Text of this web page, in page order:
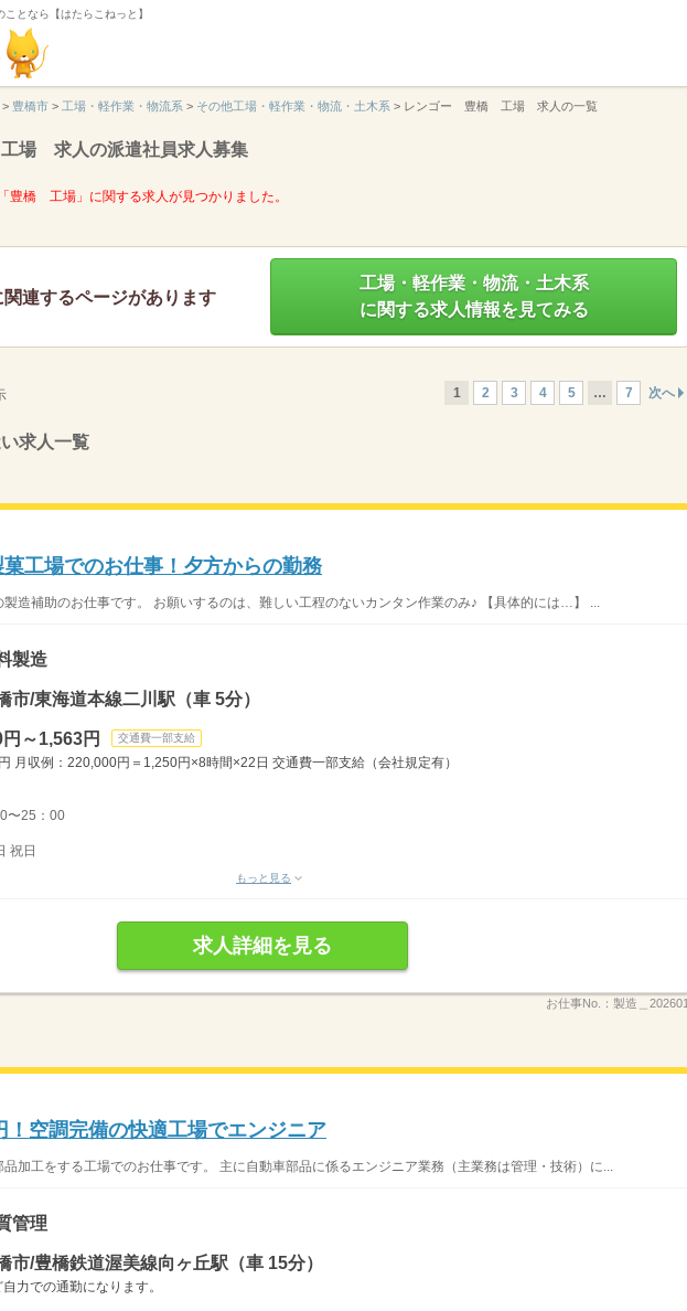
となら【はたらこねっと】
> 豊橋市 > 工場・軽作業・物流系 > その他工場・軽作業・物流・土木系 > レンゴー 豊橋 工場 求人の一覧
場 求人の派遣社員求人募集
豊橋 工場」に関する求人が見つかりました。
関連するページがあります
工場・軽作業・物流・土木系
に関する求人情報を見てみる
1 2 3 4 5 … 7 次へ
求人一覧
工場でのお仕事！夕方からの勤務
造補助のお仕事です。 お願いするのは、難しい工程のないカンタン作業のみ♪ 【具体的には…】 ...
製造
市/東海道本線二川駅（車 5分）
～1,563円 交通費一部支給
月収例：220,000円＝1,250円×8時間×22日 交通費一部支給（会社規定有）
〜25：00
祝日
もっと見る
求人詳細を見る
お仕事No.： 製造＿202601
！空調完備の快適工場でエンジニア
品加工をする工場でのお仕事です。 主に自動車部品に係るエンジニア業務（主業務は管理・技術）に...
管理
市/豊橋鉄道渥美線向ヶ丘駅（車 15分）
力での通勤になります。